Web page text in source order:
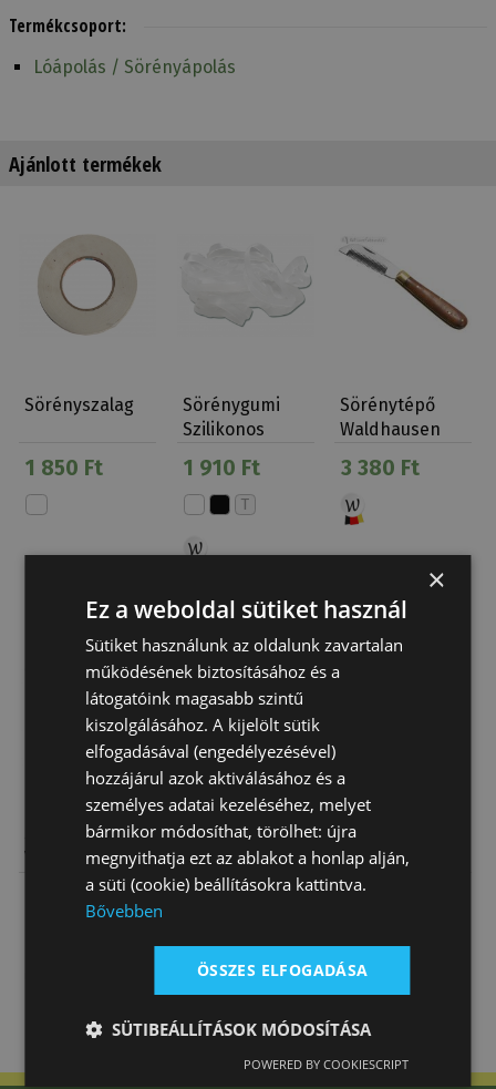
Termékcsoport:
Lóápolás / Sörényápolás
Ajánlott termékek
Sörényszalag
1 850 Ft
Sörénygumi
Szilikonos
1 910 Ft
T
Sörénytépő
Waldhausen
3 380 Ft
Sörénygumi
Vödörben
Extra Széles
5 540 Ft
Sörényfésű
Formázott Fogó
3 310 Ft
Sörényritkító
Olló
6 920 Ft
×
Ez a weboldal sütiket használ
Sütiket használunk az oldalunk zavartalan
működésének biztosításához és a
látogatóink magasabb szintű
kiszolgálásához. A kijelölt sütik
elfogadásával (engedélyezésével)
hozzájárul azok aktiválásához és a
személyes adatai kezeléséhez, melyet
bármikor módosíthat, törölhet: újra
megnyithatja ezt az ablakot a honlap alján,
a süti (cookie) beállításokra kattintva.
Bővebben
ÖSSZES ELFOGADÁSA
SÜTIBEÁLLÍTÁSOK MÓDOSÍTÁSA
POWERED BY COOKIESCRIPT